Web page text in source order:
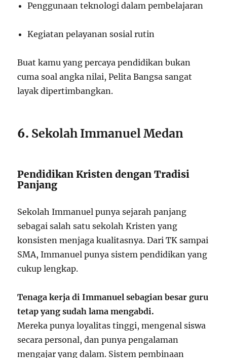
Penggunaan teknologi dalam pembelajaran
Kegiatan pelayanan sosial rutin
Buat kamu yang percaya pendidikan bukan
cuma soal angka nilai, Pelita Bangsa sangat
layak dipertimbangkan.
6. Sekolah Immanuel Medan
Pendidikan Kristen dengan Tradisi
Panjang
Sekolah Immanuel punya sejarah panjang
sebagai salah satu sekolah Kristen yang
konsisten menjaga kualitasnya. Dari TK sampai
SMA, Immanuel punya sistem pendidikan yang
cukup lengkap.
Tenaga kerja di Immanuel sebagian besar guru
tetap yang sudah lama mengabdi.
Mereka punya loyalitas tinggi, mengenal siswa
secara personal, dan punya pengalaman
mengajar yang dalam. Sistem pembinaan